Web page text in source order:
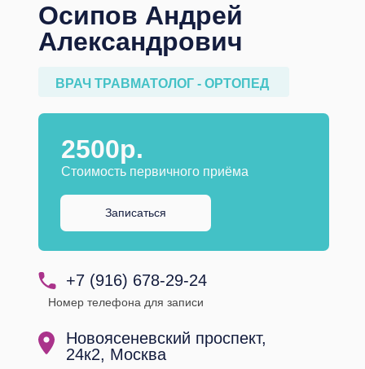
Осипов Андрей
Александрович
2500р.
Стоимость первичного приёма
ВРАЧ ТРАВМАТОЛОГ - ОРТОПЕД
Записаться
Номер телефона для записи
+7 (916) 678-29-24
Новоясеневский проспект,
24к2, Москва